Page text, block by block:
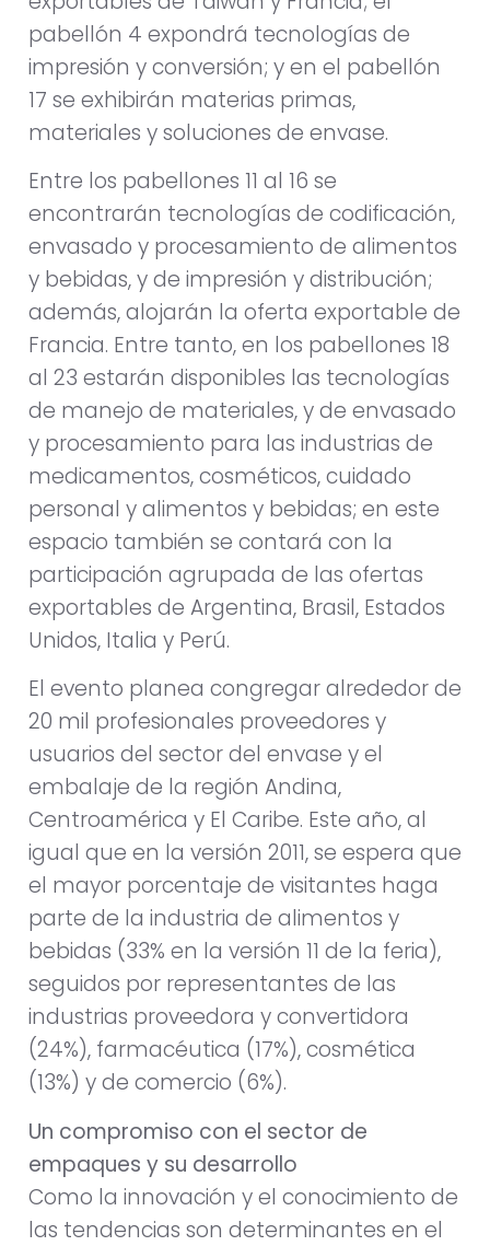
pabellón 4 expondrá tecnologías de
impresión y conversión; y en el pabellón
17 se exhibirán materias primas,
materiales y soluciones de envase.
Entre los pabellones 11 al 16 se
encontrarán tecnologías de codificación,
envasado y procesamiento de alimentos
y bebidas, y de impresión y distribución;
además, alojarán la oferta exportable de
Francia. Entre tanto, en los pabellones 18
al 23 estarán disponibles las tecnologías
de manejo de materiales, y de envasado
y procesamiento para las industrias de
medicamentos, cosméticos, cuidado
personal y alimentos y bebidas; en este
espacio también se contará con la
participación agrupada de las ofertas
exportables de Argentina, Brasil, Estados
Unidos, Italia y Perú.
El evento planea congregar alrededor de
20 mil profesionales proveedores y
usuarios del sector del envase y el
embalaje de la región Andina,
Centroamérica y El Caribe. Este año, al
igual que en la versión 2011, se espera que
el mayor porcentaje de visitantes haga
parte de la industria de alimentos y
bebidas (33% en la versión 11 de la feria),
seguidos por representantes de las
industrias proveedora y convertidora
(24%), farmacéutica (17%), cosmética
(13%) y de comercio (6%).
Un compromiso con el sector de
empaques y su desarrollo
Como la innovación y el conocimiento de
las tendencias son determinantes en el